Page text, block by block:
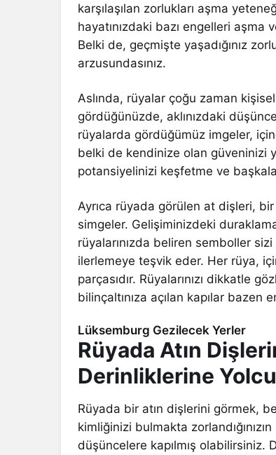
karşılaşılan zorlukları aşma
hayatınızdaki bazı engelleri aşma
Belki de, geçmişte yaşadığınız
arzusundasınız.
Aslında, rüyalar çoğu zaman
gördüğünüzde, aklınızdaki
rüyalarda gördüğümüz imgeler,
belki de kendinize olan güveninizi
potansiyelinizi keşfetme ve
Ayrıca rüyada görülen at dişleri,
simgeler. Gelişiminizdeki
rüyalarınızda beliren semboller
ilerlemeye teşvik eder. Her rüya,
parçasıdır. Rüyalarınızı dikkatle
bilinçaltınıza açılan kapılar bazen
Lüksemburg Gezilecek Yerler
Rüyada Atın
Derinliklerine
Rüyada bir atın dişlerini görmek,
kimliğinizi bulmakta
düşüncelere kapılmış olabilirsiniz.